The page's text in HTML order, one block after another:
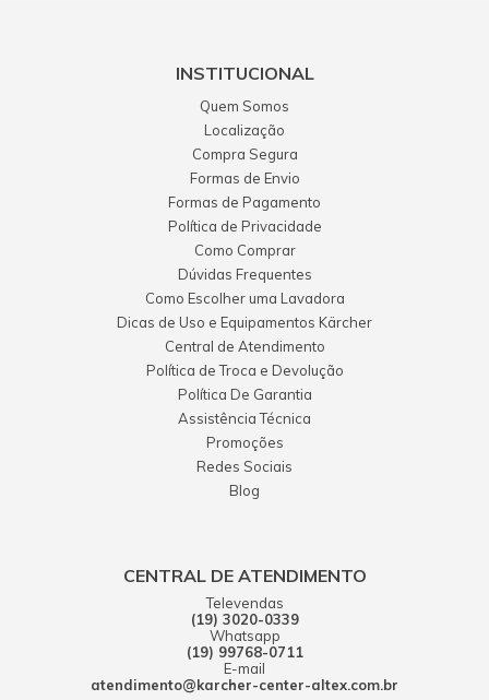
INSTITUCIONAL
Quem Somos
Localização
Compra Segura
Formas de Envio
Formas de Pagamento
Política de Privacidade
Como Comprar
Dúvidas Frequentes
Como Escolher uma Lavadora
Dicas de Uso e Equipamentos Kärcher
Central de Atendimento
Política de Troca e Devolução
Política De Garantia
Assistência Técnica
Promoções
Redes Sociais
Blog
CENTRAL DE ATENDIMENTO
Televendas
(19) 3020-0339
Whatsapp
(19) 99768-0711
E-mail
atendimento@karcher-center-altex.com.br